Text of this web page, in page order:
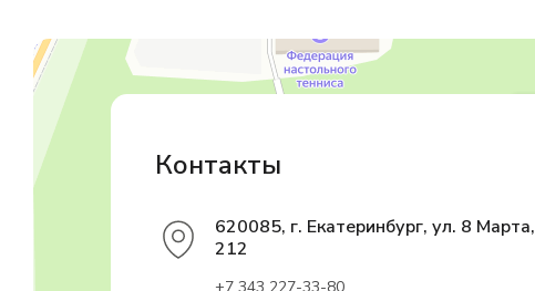
Магазин резинотехники
Резиновые и резинотехнические изделия в Екатеринбурге
Садовый инвентарь и техника в Екатеринбурге
Контакты
620085, г. Екатеринбург, ул. 8 Марта,
212